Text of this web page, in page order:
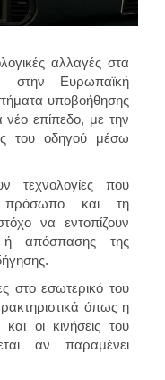
αλλαγές στα
στην Ευρωπαϊκή
υποβοήθησης
επίπεδο, με την
του οδηγού μέσω
τεχνολογίες που
και τη
να εντοπίζουν
ή απόσπασης της
στο εσωτερικό του
όπως η
οι κινήσεις του
αν παραμένει